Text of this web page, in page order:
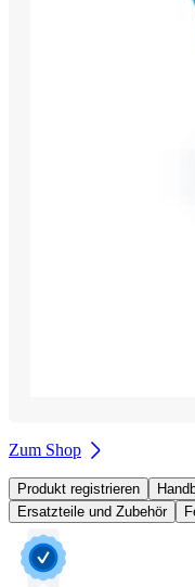
Zum Shop
Produkt registrieren
Ersatzteile und Zubehör